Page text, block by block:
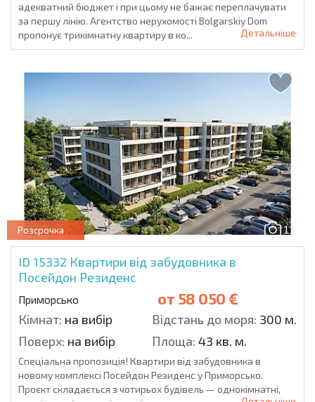
адекватний бюджет і при цьому не бажає переплачувати
за першу лінію. Агентство нерухомості Bolgarskiy Dom
пропонує трикімнатну квартиру в ко...
Детальніше
11
Розсрочка
ID 15332 Квартири від забудовника в
Посейдон Резиденс
Приморсько от 58 050 €
Кімнат: на вибір Відстань до моря: 300 м.
Поверх: на вибір Площа: 43 кв. м.
Спеціальна пропозиція! Квартири від забудовника в
новому комплексі Посейдон Резиденс у Приморсько.
Проєкт складається з чотирьох будівель — однокімнатні,